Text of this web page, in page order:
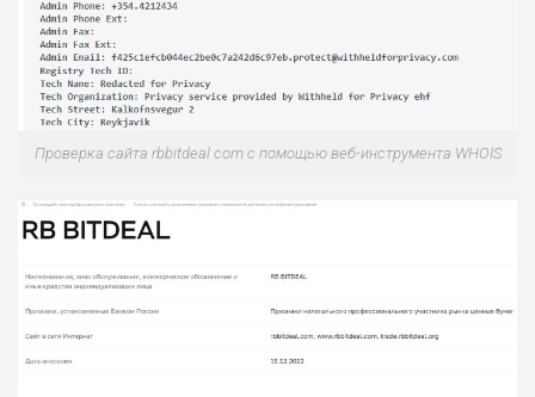
Проверка сайта rbbitdeal com с помощью веб-инструмента WHOIS